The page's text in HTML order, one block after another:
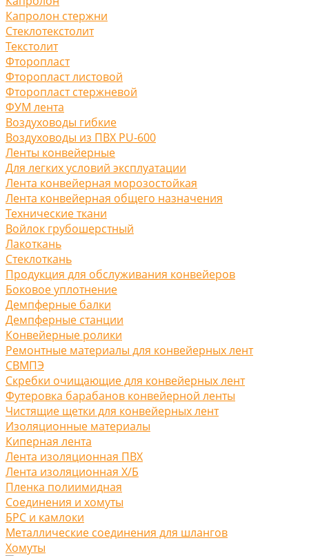
Капролон стержни
Стеклотекстолит
Текстолит
Фторопласт
Фторопласт листовой
Фторопласт стержневой
ФУМ лента
Воздуховоды гибкие
Воздуховоды из ПВХ PU-600
Ленты конвейерные
Для легких условий эксплуатации
Лента конвейерная морозостойкая
Лента конвейерная общего назначения
Технические ткани
Войлок грубошерстный
Лакоткань
Стеклоткань
Продукция для обслуживания конвейеров
Боковое уплотнение
Демпферные балки
Демпферные станции
Конвейерные ролики
Ремонтные материалы для конвейерных лент
СВМПЭ
Скребки очищающие для конвейерных лент
Футеровка барабанов конвейерной ленты
Чистящие щетки для конвейерных лент
Изоляционные материалы
Киперная лента
Лента изоляционная ПВХ
Лента изоляционная Х/Б
Пленка полиимидная
Соединения и хомуты
БРС и камлоки
Металлические соединения для шлангов
Хомуты